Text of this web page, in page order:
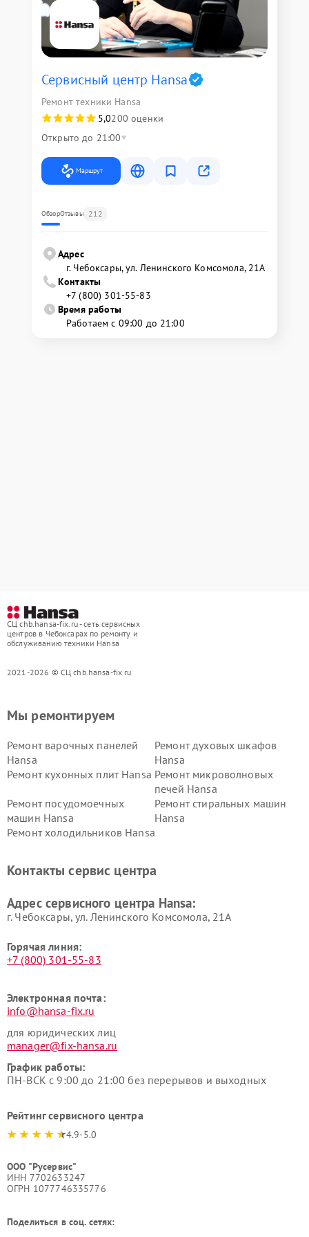
Сервисный центр Hansa
Ремонт техники Hansa
5,0200 оценки
Открыто до 21:00
Маршрут
ОбзорОтзывы 212
Адрес
г. Чебоксары, ул. Ленинского Комсомола, 21А
Контакты
+7 (800) 301-55-83
Время работы
Работаем с 09:00 до 21:00
СЦ chb.hansa-fix.ru - сеть сервисных
центров в Чебоксарах по ремонту и
обслуживанию техники Hansa
2021-2026 © СЦ chb.hansa-fix.ru
Мы ремонтируем
Ремонт варочных панелей
Hansa
Ремонт духовых шкафов
Hansa
Ремонт кухонных плит Hansa Ремонт микроволновых
печей Hansa
Ремонт посудомоечных
машин Hansa
Ремонт стиральных машин
Hansa
Ремонт холодильников Hansa
Контакты сервис центра
Адрес сервисного центра Hansa:
г. Чебоксары, ул. Ленинского Комсомола, 21А
Горячая линия:
+7 (800) 301-55-83
Электронная почта:
info@hansa-fix.ru
для юридических лиц
manager@fix-hansa.ru
График работы:
ПН-ВСК с 9:00 до 21:00 без перерывов и выходных
Рейтинг сервисного центра
4.9-5.0
ООО "Русервис"
ИНН 7702633247
ОГРН 1077746335776
Поделиться в соц. сетях: